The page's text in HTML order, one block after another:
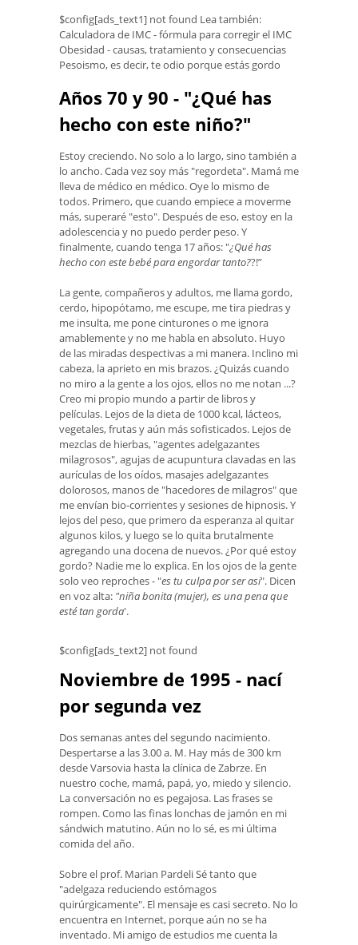
$config[ads_text1] not found Lea también:
Calculadora de IMC - fórmula para corregir el IMC
Obesidad - causas, tratamiento y consecuencias
Pesoismo, es decir, te odio porque estás gordo
Años 70 y 90 - "¿Qué has
hecho con este niño?"
Estoy creciendo. No solo a lo largo, sino también a
lo ancho. Cada vez soy más "regordeta". Mamá me
lleva de médico en médico. Oye lo mismo de
todos. Primero, que cuando empiece a moverme
más, superaré "esto". Después de eso, estoy en la
adolescencia y no puedo perder peso. Y
finalmente, cuando tenga 17 años: "¿Qué has
hecho con este bebé para engordar tanto??!”
La gente, compañeros y adultos, me llama gordo,
cerdo, hipopótamo, me escupe, me tira piedras y
me insulta, me pone cinturones o me ignora
amablemente y no me habla en absoluto. Huyo
de las miradas despectivas a mi manera. Inclino mi
cabeza, la aprieto en mis brazos. ¿Quizás cuando
no miro a la gente a los ojos, ellos no me notan ...?
Creo mi propio mundo a partir de libros y
películas. Lejos de la dieta de 1000 kcal, lácteos,
vegetales, frutas y aún más sofisticados. Lejos de
mezclas de hierbas, "agentes adelgazantes
milagrosos", agujas de acupuntura clavadas en las
aurículas de los oídos, masajes adelgazantes
dolorosos, manos de "hacedores de milagros" que
me envían bio-corrientes y sesiones de hipnosis. Y
lejos del peso, que primero da esperanza al quitar
algunos kilos, y luego se lo quita brutalmente
agregando una docena de nuevos. ¿Por qué estoy
gordo? Nadie me lo explica. En los ojos de la gente
solo veo reproches - "es tu culpa por ser asi". Dicen
en voz alta: "niña bonita (mujer), es una pena que
esté tan gorda'.
$config[ads_text2] not found
Noviembre de 1995 - nací
por segunda vez
Dos semanas antes del segundo nacimiento.
Despertarse a las 3.00 a. M. Hay más de 300 km
desde Varsovia hasta la clínica de Zabrze. En
nuestro coche, mamá, papá, yo, miedo y silencio.
La conversación no es pegajosa. Las frases se
rompen. Como las finas lonchas de jamón en mi
sándwich matutino. Aún no lo sé, es mi última
comida del año.
Sobre el prof. Marian Pardeli Sé tanto que
"adelgaza reduciendo estómagos
quirúrgicamente". El mensaje es casi secreto. No lo
encuentra en Internet, porque aún no se ha
inventado. Mi amigo de estudios me cuenta la